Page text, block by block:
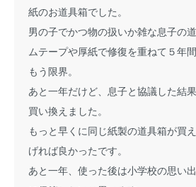
紙のお道具箱でした。
男の子でかつ物の扱いか雑な息子の
ムテープや厚紙で修復を重ねて５年
もう限界。
あと一年だけど、息子と協議した結果
買い換えました。
もっと早くに同じ紙製の道具箱が買
げれば良かったです。
あと一年、使った後は小学校の思い